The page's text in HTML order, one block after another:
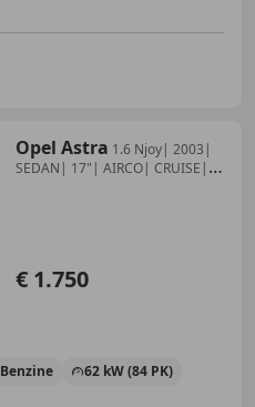
Opel Astra 1.6 Njoy| 2003|
SEDAN| 17"| AIRCO| CRUISE|
€ 1.750
Benzine 62 kW (84 PK)